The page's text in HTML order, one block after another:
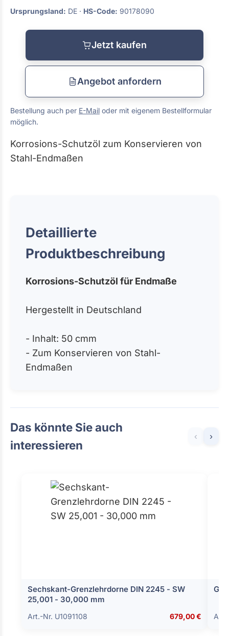
Ursprungsland: DE · HS-Code: 90178090
Jetzt kaufen
Angebot anfordern
Bestellung auch per E-Mail oder mit eigenem Bestellformular
möglich.
Korrosions-Schutzöl zum Konservieren von
Stahl-Endmaßen
Detaillierte
Produktbeschreibung
Korrosions-Schutzöl für Endmaße
Hergestellt in Deutschland
- Inhalt: 50 cmm
- Zum Konservieren von Stahl-
Endmaßen
Das könnte Sie auch
interessieren
‹ ›
Sechskant-Grenzlehrdorne DIN 2245 - SW
25,001 - 30,000 mm
Art.-Nr. U1091108 679,00 €